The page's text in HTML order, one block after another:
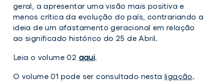
geral, a apresentar uma visão mais positiva e
menos crítica da evolução do país, contrariando a
ideia de um afastamento geracional em relação
ao significado histórico do 25 de Abril.
Leia o volume 02 aqui.
O volume 01 pode ser consultado nestaligação.